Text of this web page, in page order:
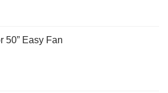
50” Easy Fan